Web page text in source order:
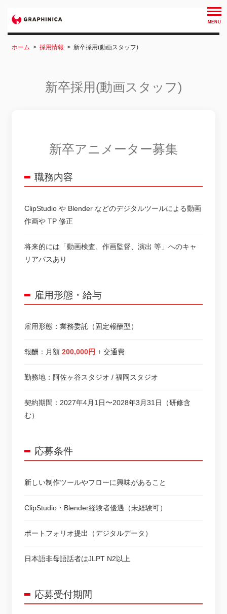
ホーム > 採用情報 > 新卒採用(動画スタッフ)
新卒採用(動画スタッフ)
新卒アニメーター募集
職務内容
ClipStudio や Blender などのデジタルツールによる動画
作画や TP 修正
将来的には「動画検査、作画監督、演出 等」へのキャ
リアパスあり
雇用形態・給与
雇用形態：業務委託（固定報酬型）
報酬：月額200,000円 + 交通費
勤務地：阿佐ヶ谷スタジオ / 福岡スタジオ
契約期間：2027年4月1日〜2028年3月31日（研修含
む）
応募条件
新しい制作ツールやフローに興味があること
ClipStudio・Blender経験者優遇（未経験可）
ポートフォリオ提出（デジタルデータ）
日本語非母語話者はJLPT N2以上
応募受付期間